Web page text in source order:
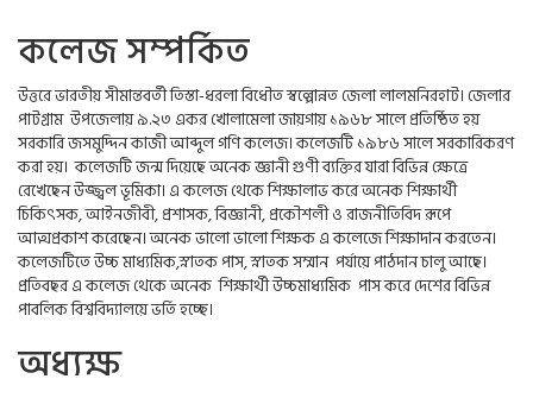
কলেজ সম্পর্কিত
উত্তরে ভারতীয় সীমান্তবর্তী তিস্তা-ধরলা বিধৌত স্বল্পোন্নত জেলা লালমনিরহাট। জেলার
পাটগ্রাম উপজেলায় ৯.২৩ একর খোলামেলা জায়গায় ১৯৬৮ সালে প্রতিষ্ঠিত হয়
সরকারি জসমুদ্দিন কাজী আব্দুল গণি কলেজ। কলেজটি ১৯৮৬ সালে সরকারিকরণ
করা হয়। কলেজটি জন্ম দিয়েছে অনেক জ্ঞানী গুণী ব্যক্তির যারা বিভিন্ন ক্ষেত্রে
রেখেছেন উজ্জ্বল ভূমিকা। এ কলেজ থেকে শিক্ষালাভ করে অনেক শিক্ষার্থী
চিকিৎসক, আইনজীবী, প্রশাসক, বিজ্ঞানী, প্রকৌশলী ও রাজনীতিবিদ রূপে
আত্মপ্রকাশ করেছেন। অনেক ভালো ভালো শিক্ষক এ কলেজে শিক্ষাদান করতেন।
কলেজটিতে উচ্চ মাধ্যমিক,স্নাতক পাস, স্নাতক সম্মান পর্যায়ে পাঠদান চালু আছে।
প্রতিবছর এ কলেজ থেকে অনেক শিক্ষার্থী উচ্চমাধ্যমিক পাস করে দেশের বিভিন্ন
পাবলিক বিশ্ববিদ্যালয়ে ভর্তি হচ্ছে।
অধ্যক্ষ